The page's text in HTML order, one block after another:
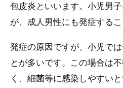
包皮炎といいます。小児男
が、成人男性にも発症するこ
発症の原因ですが、小児で
とが多いです。この場合は
く、細菌等に感染しやすい